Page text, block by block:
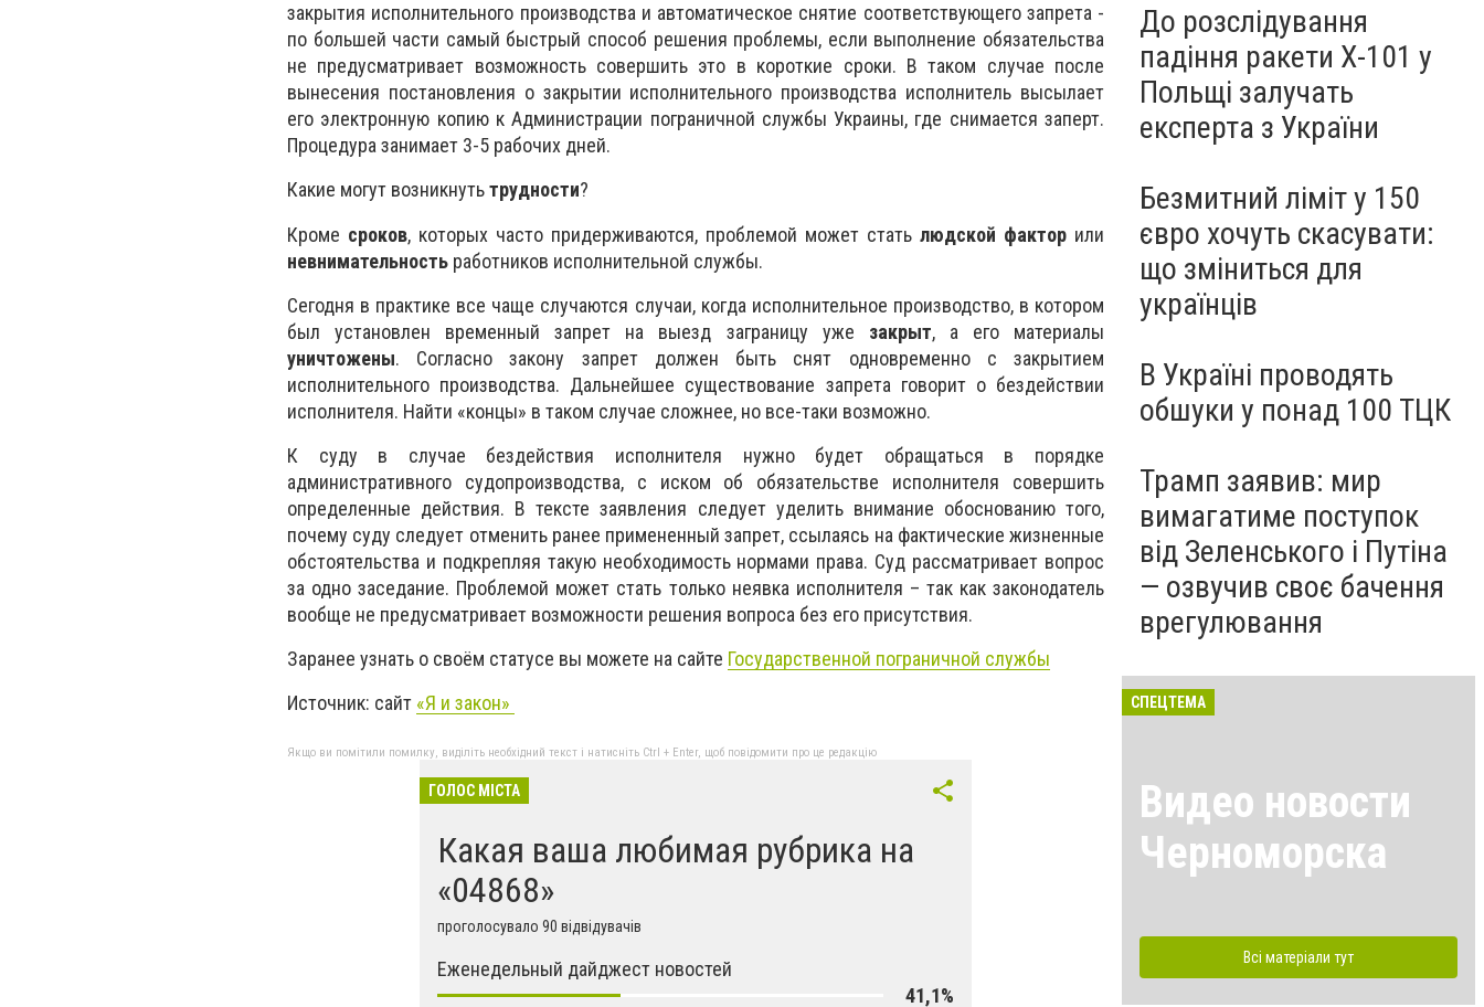
закрытия исполнительного производства и автоматическое снятие соответствующего запрета -
по большей части самый быстрый способ решения проблемы, если выполнение обязательства
не предусматривает возможность совершить это в короткие сроки. В таком случае после
вынесения постановления о закрытии исполнительного производства исполнитель высылает
его электронную копию к Администрации пограничной службы Украины, где снимается заперт.
Процедура занимает 3-5 рабочих дней.
Какие могут возникнутьтрудности?
Кроме сроков, которых часто придерживаются, проблемой может стать людской фактор или
невнимательность работников исполнительной службы.
Сегодня в практике все чаще случаются случаи, когда исполнительное производство, в котором
был установлен временный запрет на выезд заграницу уже закрыт, а его материалы
уничтожены. Согласно закону запрет должен быть снят одновременно с закрытием
исполнительного производства. Дальнейшее существование запрета говорит о бездействии
исполнителя. Найти «концы» в таком случае сложнее, но все-таки возможно.
К суду в случае бездействия исполнителя нужно будет обращаться в порядке
административного судопроизводства, с иском об обязательстве исполнителя совершить
определенные действия. В тексте заявления следует уделить внимание обоснованию того,
почему суду следует отменить ранее примененный запрет, ссылаясь на фактические жизненные
обстоятельства и подкрепляя такую необходимость нормами права. Суд рассматривает вопрос
за одно заседание. Проблемой может стать только неявка исполнителя – так как законодатель
вообще не предусматривает возможности решения вопроса без его присутствия.
Заранее узнать о своём статусе вы можете на сайте Государственной пограничной службы
Источник: сайт «Я и закон»
Якщо ви помітили помилку, виділіть необхідний текст і натисніть Ctrl + Enter, щоб повідомити про це редакцію
ГОЛОС МІСТА
Какая ваша любимая рубрика на
«04868»
проголосувало 90 відвідувачів
Еженедельный дайджест новостей
41,1%
До розслідування
падіння ракети Х-101 у
Польщі залучать
експерта з України
Безмитний ліміт у 150
євро хочуть скасувати:
що зміниться для
українців
В Україні проводять
обшуки у понад 100 ТЦК
Трамп заявив: мир
вимагатиме поступок
від Зеленського і Путіна
— озвучив своє бачення
врегулювання
СПЕЦТЕМА
Видео новости
Черноморска
Всі матеріали тут